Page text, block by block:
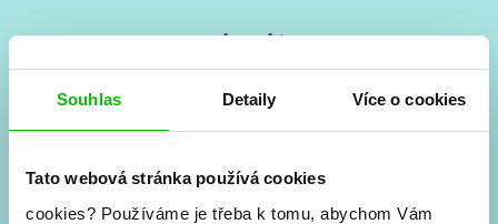
Souhlas Detaily Více o cookies
Tato webová stránka používá cookies
cookies? Používáme je třeba k tomu, abychom Vám
Vše kolem #youngadult každý měsíc rovnou do mailu!
a seriálové adaptace a další.